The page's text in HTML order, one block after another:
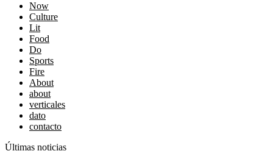
Now
Culture
Lit
Food
Do
Sports
Fire
About
about
verticales
dato
contacto
Últimas noticias